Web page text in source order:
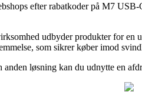
efter rabatkoder på M7
udbyder produkter for en
som sikrer køber imod
løsning kan du udnytte en